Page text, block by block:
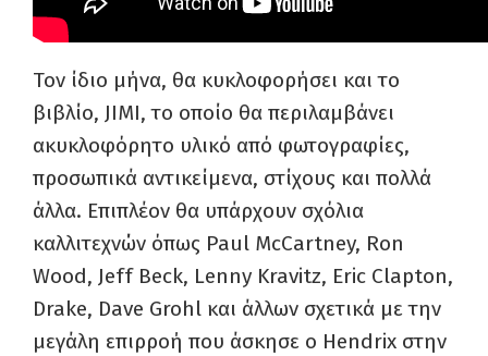
Τον ίδιο μήνα, θα κυκλοφορήσει και το
βιβλίο, JIMI, το οποίο θα περιλαμβάνει
ακυκλοφόρητο υλικό από φωτογραφίες,
προσωπικά αντικείμενα, στίχους και πολλά
άλλα. Επιπλέον θα υπάρχουν σχόλια
καλλιτεχνών όπως Paul McCartney, Ron
Wood, Jeff Beck, Lenny Kravitz, Eric Clapton,
Drake, Dave Grohl και άλλων σχετικά με την
μεγάλη επιρροή που άσκησε ο Hendrix στην